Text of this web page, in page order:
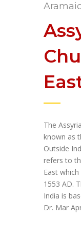
The
known as
Outside
refers to
East
1553 AD.
India is
Dr. Mar